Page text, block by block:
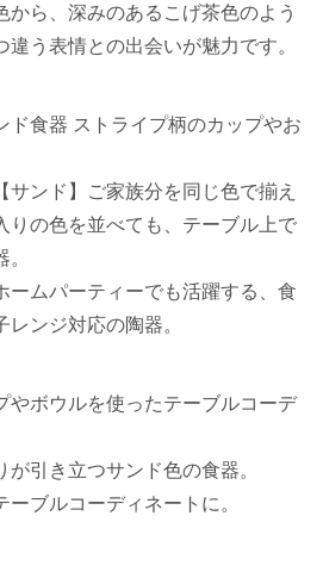
から、深みのあるこげ茶色のよう
う表情との出会いが魅力です。
サンド】ご家族分を同じ色で揃え
りの色を並べても、テーブル上で
ームパーティーでも活躍する、食
ンジ対応の陶器。
が引き立つサンド色の食器。
ブルコーディネートに。